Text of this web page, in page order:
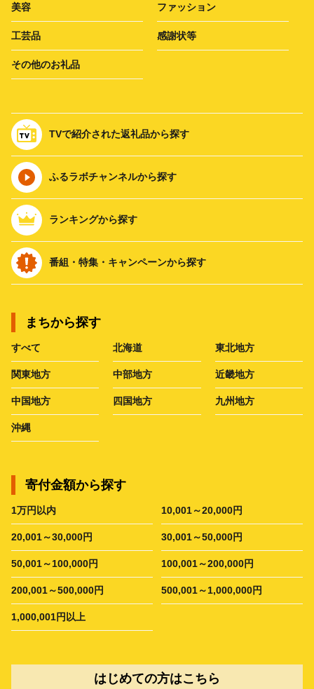
美容 ファッション
工芸品 感謝状等
その他のお礼品
TVで紹介された返礼品から探す
ふるラボチャンネルから探す
ランキングから探す
番組・特集・キャンペーンから探す
まちから探す
すべて 北海道 東北地方
関東地方 中部地方 近畿地方
中国地方 四国地方 九州地方
沖縄
寄付金額から探す
1万円以内 10,001～20,000円
20,001～30,000円 30,001～50,000円
50,001～100,000円 100,001～200,000円
200,001～500,000円 500,001～1,000,000円
1,000,001円以上
はじめての方はこちら